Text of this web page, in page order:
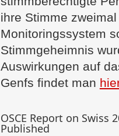
ihre Stimme
Monitoringssystem
Stimmgeheimnis
Auswirkungen auf
Genfs findet man
OSCE Report on Swiss
Published